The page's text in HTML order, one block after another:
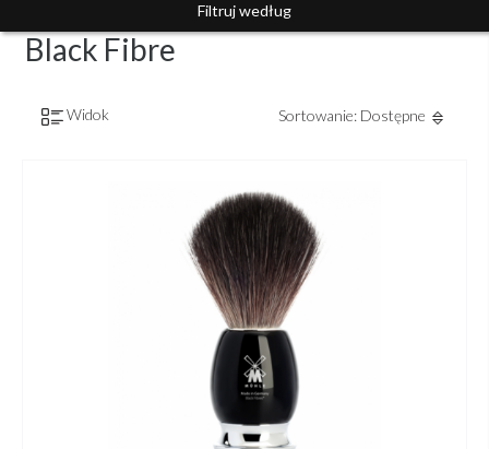
Filtruj według
Black Fibre
Widok Sortowanie: Dostępne